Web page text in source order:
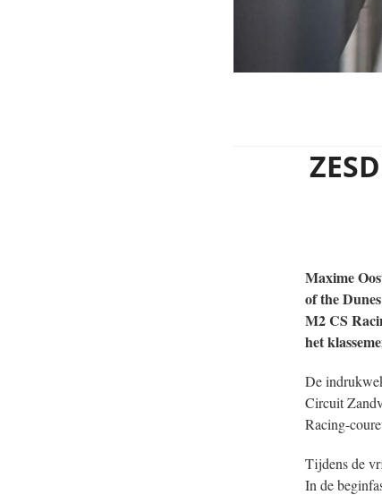
Maxime
of the
M2 CS
het
De
Circuit
Racing-
Tijdens de
In de